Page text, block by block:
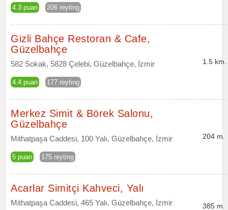
4.3 puan 206 reyting
Gizli Bahçe Restoran & Cafe,
Güzelbahçe
582 Sokak, 5828 Çelebi, Güzelbahçe, İzmir
4.4 puan 177 reyting
1.5 km.
Merkez Simit & Börek Salonu,
Güzelbahçe
Mithatpaşa Caddesi, 100 Yalı, Güzelbahçe, İzmir
5 puan 175 reyting
204 m.
Acarlar Simitçi Kahveci, Yalı
Mithatpaşa Caddesi, 465 Yalı, Güzelbahçe, İzmir 385 m.